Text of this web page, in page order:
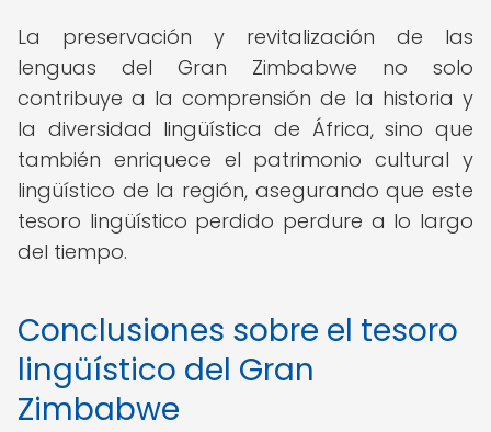
La preservación y revitalización de las
lenguas del Gran Zimbabwe no solo
contribuye a la comprensión de la historia y
la diversidad lingüística de África, sino que
también enriquece el patrimonio cultural y
lingüístico de la región, asegurando que este
tesoro lingüístico perdido perdure a lo largo
del tiempo.
Conclusiones sobre el tesoro
lingüístico del Gran
Zimbabwe